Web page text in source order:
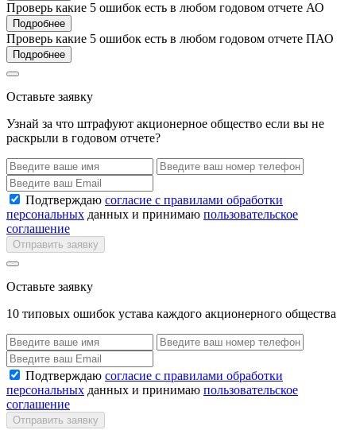
Проверь какие 5 ошибок есть в любом годовом отчете АО
Подробнее
Проверь какие 5 ошибок есть в любом годовом отчете ПАО
Подробнее
Оставьте заявку
Узнай за что штрафуют акционерное общество если вы не
раскрыли в годовом отчете?
Подтверждаю согласие с правилами обработки
персональных данных и принимаю пользовательское
соглашение
Отправить заявку
Оставьте заявку
10 типовых ошибок устава каждого акционерного общества
Подтверждаю согласие с правилами обработки
персональных данных и принимаю пользовательское
соглашение
Отправить заявку